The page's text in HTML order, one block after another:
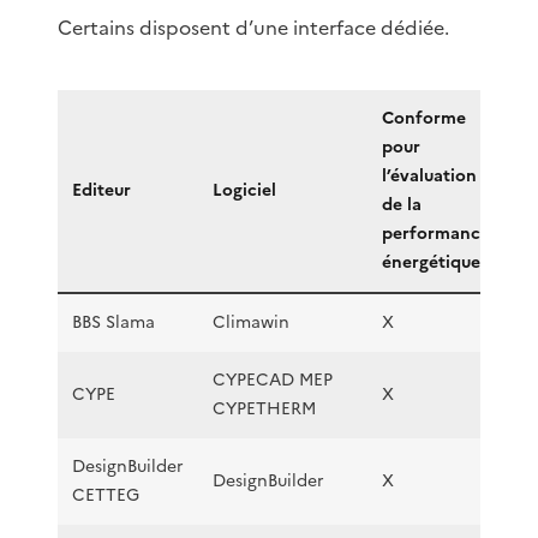
Certains disposent d’une interface dédiée.
Editeur Logiciel
Conforme
pour
l’évaluation
de la
performance
énergétique
BBS Slama Climawin X
CYPE
CYPECAD MEP
CYPETHERM
X
DesignBuilder
CETTEG
DesignBuilder X